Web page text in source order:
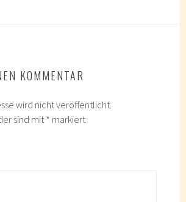
KOMMENTAR
wird nicht veröffentlicht.
sind mit * markiert